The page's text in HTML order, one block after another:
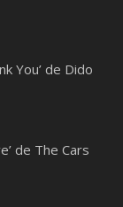
You’ de Dido
de The Cars